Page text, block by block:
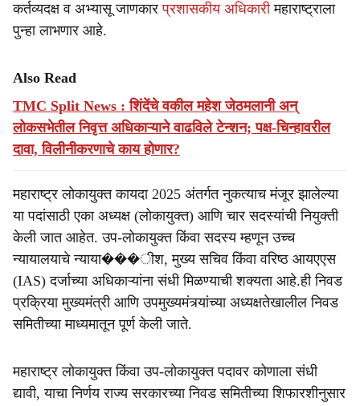
कर्तव्यदक्ष व अभ्यासू जाणकारप्रशासकीय अधिकारीमहाराष्ट्राला
पुन्हा लाभणार आहे.
Also Read
TMC Split News : शिंदेंचे वकील महेश जेठमलानी अन्
लोकसभेतील निवृत्त अधिकाऱ्याने वाढविले टेन्शन; पक्ष-चिन्हावरील
दावा, विलीनीकरणाचे काय होणार?
महाराष्ट्र लोकायुक्त कायदा 2025 अंतर्गत नुकत्याच मंजूर झालेल्या
या पदांसाठी एका अध्यक्ष (लोकायुक्त) आणि चार सदस्यांची नियुक्ती
केली जात आहेत. उप-लोकायुक्त किंवा सदस्य म्हणून उच्च
न्यायालयाचे न्याया���ीश, मुख्य सचिव किंवा वरिष्ठ आयएएस
(IAS) दर्जाच्या अधिकाऱ्यांना संधी मिळण्याची शक्यता आहे.ही निवड
प्रक्रिया मुख्यमंत्री आणि उपमुख्यमंत्र्यांच्या अध्यक्षतेखालील निवड
समितीच्या माध्यमातून पूर्ण केली जाते.
महाराष्ट्र लोकायुक्त किंवा उप-लोकायुक्त पदावर कोणाला संधी
द्यावी, याचा निर्णय राज्य सरकारच्या निवड समितीच्या शिफारशीनुसार